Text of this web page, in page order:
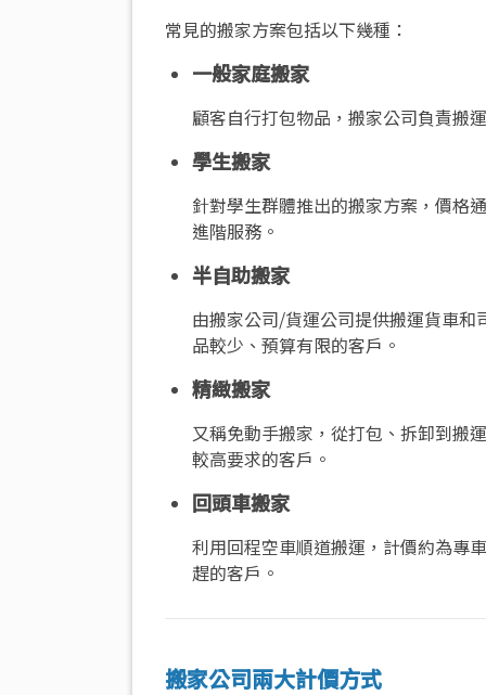
常見的搬家方案包括以下幾種：
一般家庭搬家
顧客自行打包物品，搬家公司負責搬
學生搬家
針對學生群體推出的搬家方案，價格
進階服務。
半自助搬家
由搬家公司/貨運公司提供搬運貨車
品較少、預算有限的客戶。
精緻搬家
又稱免動手搬家，從打包、拆卸到搬
較高要求的客戶。
回頭車搬家
利用回程空車順道搬運，計價約為專
趕的客戶。
搬家公司兩大計價方式